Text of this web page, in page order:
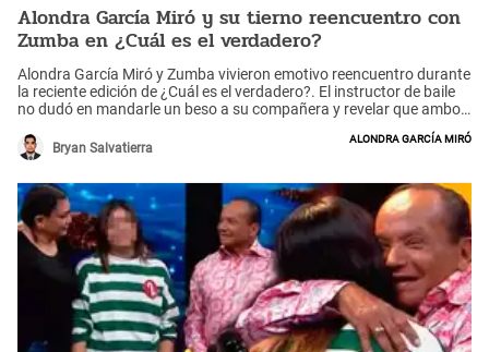
Alondra García Miró y su tierno reencuentro con
Zumba en ¿Cuál es el verdadero?
Alondra García Miró y Zumba vivieron emotivo reencuentro durante
la reciente edición de ¿Cuál es el verdadero?. El instructor de baile
no dudó en mandarle un beso a su compañera y revelar que ambos
Bryan Salvatierra
Alondra García Miró